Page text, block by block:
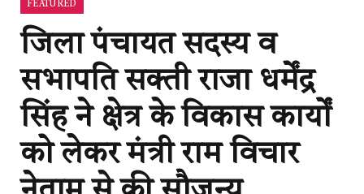
FEATURED
जिला पंचायत सदस्य व
सभापति सक्ती राजा धर्मेंद्र
सिंह ने क्षेत्र के विकास कार्यों
को लेकर मंत्री राम विचार